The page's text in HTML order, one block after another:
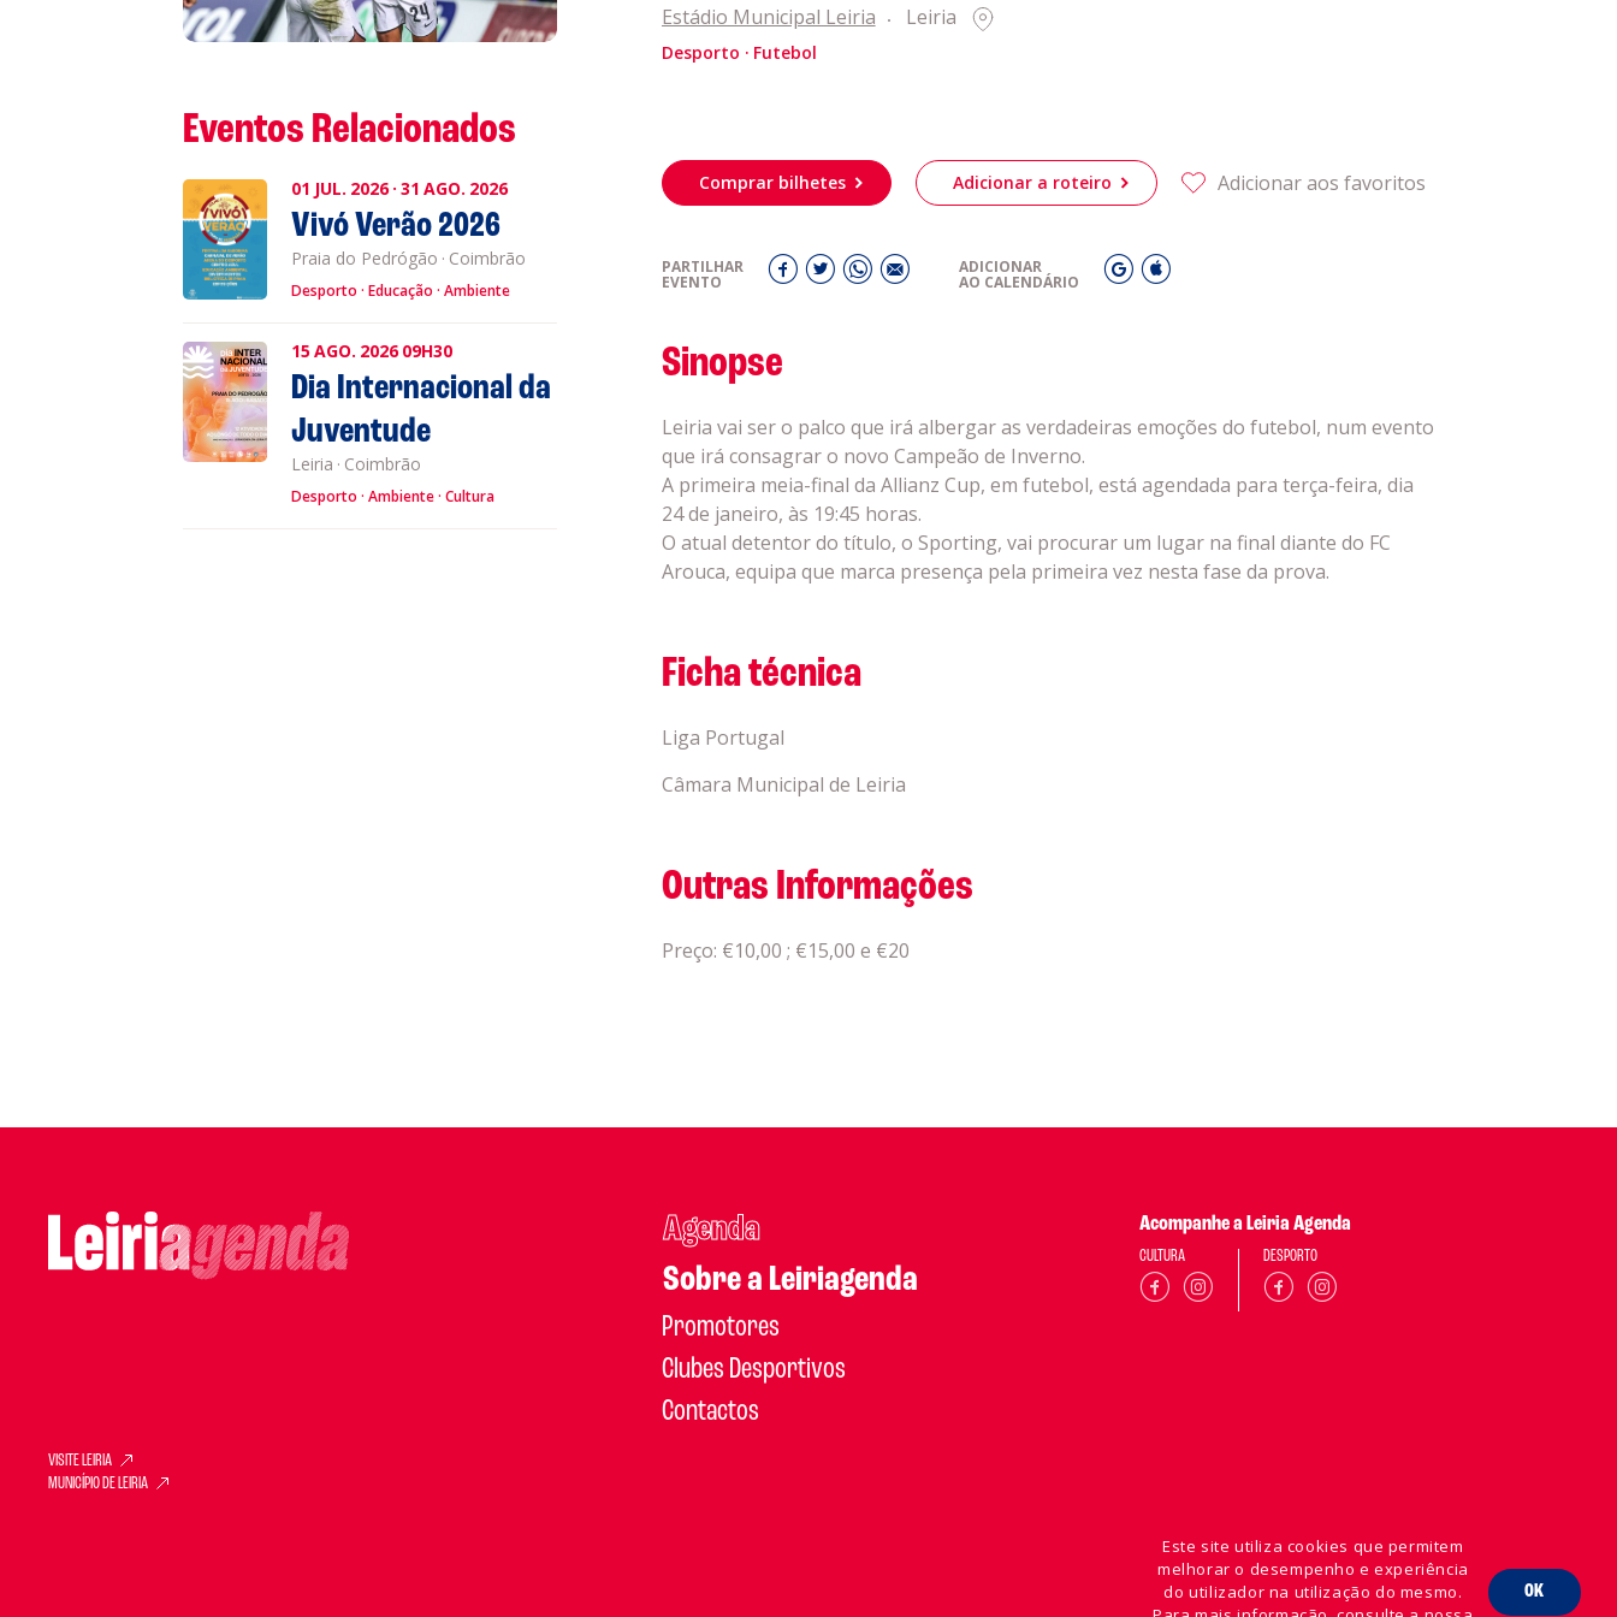
Clubes Desportivos
Contactos
Estádio Municipal Leiria Leiria
Desporto Futebol
Comprar bilhetes Adicionar a roteiro Adicionar aos favoritos
PARTILHAR
EVENTO
ADICIONAR
AO CALENDÁRIO
Sinopse
Leiria vai ser o palco que irá albergar as verdadeiras emoções do futebol, num evento
que irá consagrar o novo Campeão de Inverno.
A primeira meia-final da Allianz Cup, em futebol, está agendada para terça-feira, dia
24 de janeiro, às 19:45 horas.
O atual detentor do título, o Sporting, vai procurar um lugar na final diante do FC
Arouca, equipa que marca presença pela primeira vez nesta fase da prova.
Ficha técnica
Liga Portugal
Câmara Municipal de Leiria
Outras Informações
Preço: €10,00 ; €15,00 e €20
Eventos Relacionados
01 JUL. 2026· 31 AGO. 2026
Vivó Verão 2026
Praia do Pedrógão · Coimbrão
Desporto Educação Ambiente
15AGO. 202609H30
Dia Internacional da
Juventude
Leiria · Coimbrão
Desporto Ambiente Cultura
VISITE LEIRIA
MUNICÍPIO DE LEIRIA
Agenda
Sobre a Leiriagenda
Promotores
Clubes Desportivos
Contactos
Acompanhe a Leiria Agenda
CULTURA DESPORTO
Este site utiliza cookies que permitem
melhorar o desempenho e experiência
do utilizador na utilização do mesmo.
OK